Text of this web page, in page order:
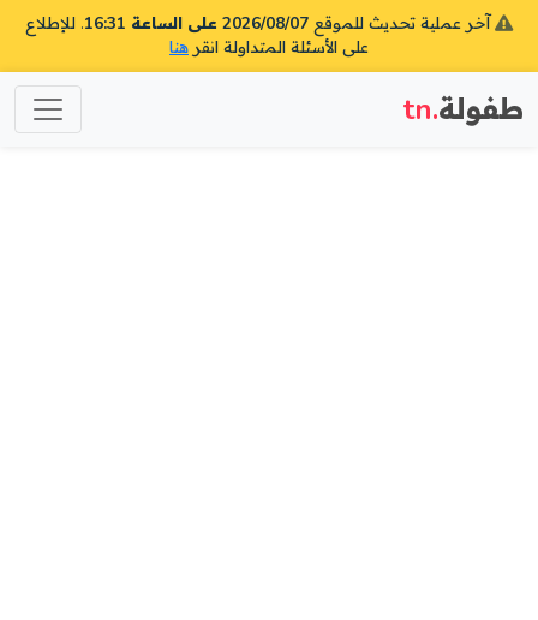
آخر عملية تحديث للموقع 2026/08/07 على الساعة 16:31
. للإطلاع
على الأسئلة المتداولة انقر هنا
طفولة.tn